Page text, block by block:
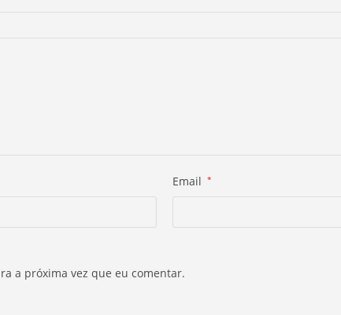
Email *
a próxima vez que eu comentar.